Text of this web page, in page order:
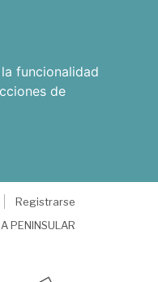
funcionalidad
de
Registrarse
PENINSULAR